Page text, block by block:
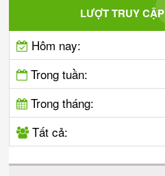
LƯỢT TRUY CẬP
Hôm nay:
Trong tuần:
Trong tháng:
Tất cả: